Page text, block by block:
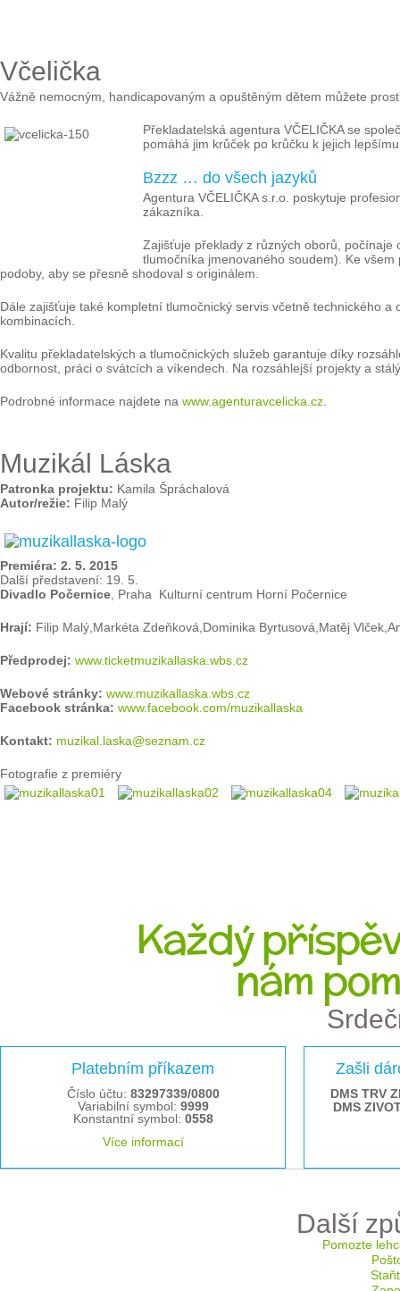
Včelička
Vážně nemocným, handicapovaným a opuštěným dětem můžete
Překladatelská agentura VČELIČKA se
pomáhá jim krůček po krůčku k jejich
Bzzz … do všech jazyků
Agentura VČELIČKA s.r.o. poskytuje
zákazníka.
Zajišťuje překlady z různých oborů, počínaje
tlumočníka jmenovaného soudem). Ke
podoby, aby se přesně shodoval s originálem.
Dále zajišťuje také kompletní tlumočnický servis včetně technického
kombinacích.
Kvalitu překladatelských a tlumočnických služeb garantuje díky
odbornost, práci o svátcích a víkendech. Na rozsáhlejší projekty a
Podrobné informace najdete na www.agenturavcelicka.cz
Muzikál Láska
Patronka projektu: Kamila Špráchalová
Autor/režie: Filip Malý
Premiéra: 2. 5. 2015
Další představení: 19. 5.
Divadlo Počernice , Praha Kulturní centrum Horní Počernice
Hrají: Filip Malý,Markéta Zdeňková,Dominika Byrtusová,Matěj
Předprodej: www.ticketmuzikallaska.wbs.cz
Webové stránky: www.muzikallaska.wbs.cz
Facebook stránka: www.facebook.com/muzikallaska
Kontakt: muzikal.laska@seznam.cz
Fotografie z premiéry
Každý
nám
Platebním příkazem
Číslo účtu: 83297339/0800
Variabilní symbol: 9999
Konstantní symbol: 0558
Více informací
Zašli
DMS TRV
DMS
Další
Pomozte